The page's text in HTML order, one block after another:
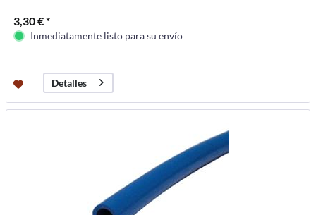
3,30 € *
Inmediatamente listo para su envío
Detalles